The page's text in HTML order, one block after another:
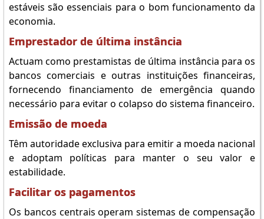
estáveis são essenciais para o bom funcionamento da
economia.
Emprestador de última instância
Actuam como prestamistas de última instância para os
bancos comerciais e outras instituições financeiras,
fornecendo financiamento de emergência quando
necessário para evitar o colapso do sistema financeiro.
Emissão de moeda
Têm autoridade exclusiva para emitir a moeda nacional
e adoptam políticas para manter o seu valor e
estabilidade.
Facilitar os pagamentos
Os bancos centrais operam sistemas de compensação